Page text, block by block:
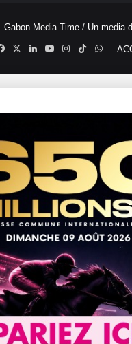
Gabon Media Time / Un media
Facebook
X LinkedinYouTubeInstagram
TikTok